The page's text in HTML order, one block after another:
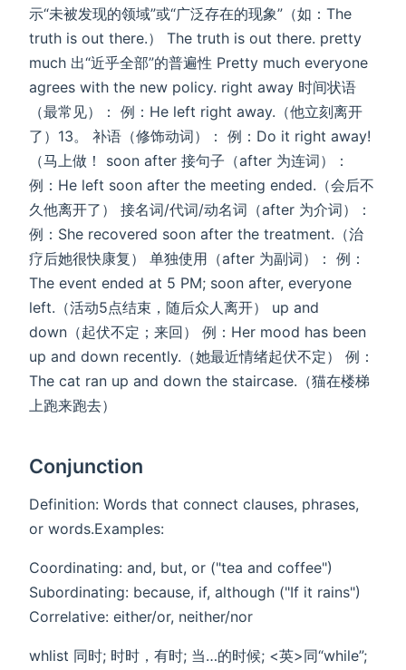
示“未被发现的领域”或“广泛存在的现象”（如：The
truth is ‌out there‌.） The truth is ‌out there‌. pretty
much 出“近乎全部”的普遍性 Pretty much everyone
agrees with the new policy. right away ‌时间状语‌
（最常见）： 例：He left right away.（他立刻离开
了）13。 ‌补语‌（修饰动词）： 例：Do it right away!
（马上做！ soon after ‌接句子‌（after 为连词）：
例：He left soon after the meeting ended.（会后不
久他离开了） ‌接名词/代词/动名词‌（after 为介词）：
例：She recovered soon after the treatment.（治
疗后她很快康复） ‌单独使用‌（after 为副词）： 例：
The event ended at 5 PM; soon after, everyone
left.（活动5点结束，随后众人离开） ‌up and
down‌（起伏不定；来回） 例：Her mood has been
up and down recently.（她最近情绪起伏不定） 例：
The cat ran up and down the staircase.（猫在楼梯
上跑来跑去）
Conjunction
Definition:​​ Words that connect clauses, phrases,
or words. ​​Examples:​​
Coordinating: and, but, or ("tea ​​and​​ coffee")
Subordinating: because, if, although ("​​If​​ it rains")
Correlative: either/or, neither/nor
whlist 同时; 时时，有时; 当…的时候; <英>同“while”;